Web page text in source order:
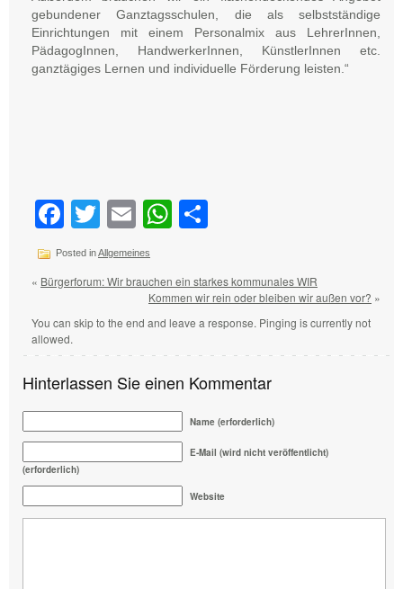
gebundener Ganztagsschulen, die als selbstständige
Einrichtungen mit einem Personalmix aus LehrerInnen,
PädagogInnen, HandwerkerInnen, KünstlerInnen etc.
ganztägiges Lernen und individuelle Förderung leisten.“
Facebook
Twitter
EmailWhatsApp
Posted inAllgemeines
« Bürgerforum: Wir brauchen ein starkes kommunales WIR
Kommen wir rein oder bleiben wir außen vor? »
You can skip to the end and leave a response. Pinging is currently not
allowed.
Hinterlassen Sie einen Kommentar
Name (erforderlich)
E-Mail (wird nicht veröffentlicht)
(erforderlich)
Website